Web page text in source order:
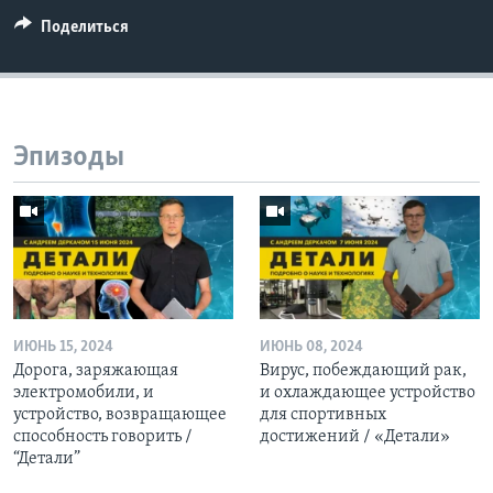
Поделиться
Эпизоды
ИЮНЬ 15, 2024
Дорога, заряжающая
электромобили, и
устройство, возвращающее
способность говорить /
“Детали”
ИЮНЬ 08, 2024
Вирус, побеждающий рак,
и охлаждающее устройство
для спортивных
достижений / «Детали»